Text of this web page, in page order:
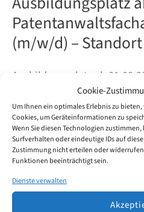
Cookie-
Um Ihnen ein optimales Erlebnis zu
Cookies, um Geräteinformationen zu
Wenn Sie diesen Technologien
Surfverhalten oder eindeutige IDs auf
Zustimmung nicht erteilen oder
Funktionen beeinträchtigt sein.
Dienste verwalten
(m/w/d) –
Ausbildungsplatz ab
Auszubildende/n zur/zum
Standort Velbert.
Ausbildungsplatz
ab
01.08.2026:
Weiterlesen